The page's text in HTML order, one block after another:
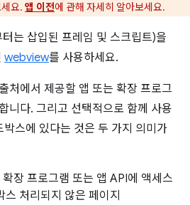
요. 앱 이전에 관해 자세히 알아보세요.
는 삽입된 프레임 및 스크립트)을
webview를 사용하세요.
처에서 제공할 앱 또는 확장 프로그
니다. 그리고 선택적으로 함께 사용
스에 있다는 것은 두 가지 의미가
장 프로그램 또는 앱 API에 액세스
스 처리되지 않은 페이지